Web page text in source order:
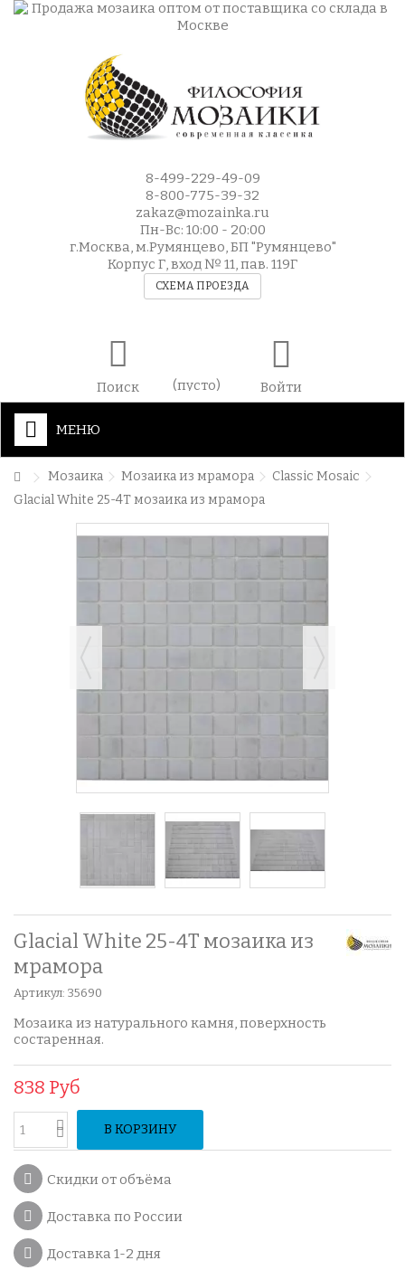
8-499-229-49-09
8-800-775-39-32
zakaz@mozainka.ru
Пн-Вс: 10:00 - 20:00
г.Москва, м.Румянцево, БП "Румянцево"
Корпус Г, вход № 11, пав. 119Г
СХЕМА ПРОЕЗДА
Поиск (пусто) Войти
МЕНЮ
Мозаика Мозаика из мрамора
Classic Mosaic
Glacial White 25-4T мозаика из мрамора
Glacial White 25-4T мозаика из
мрамора
Артикул: 35690
Мозаика из натурального камня, поверхность
состаренная.
838 Руб
В КОРЗИНУ
Скидки от объёма
Доставка по России
Доставка 1-2 дня